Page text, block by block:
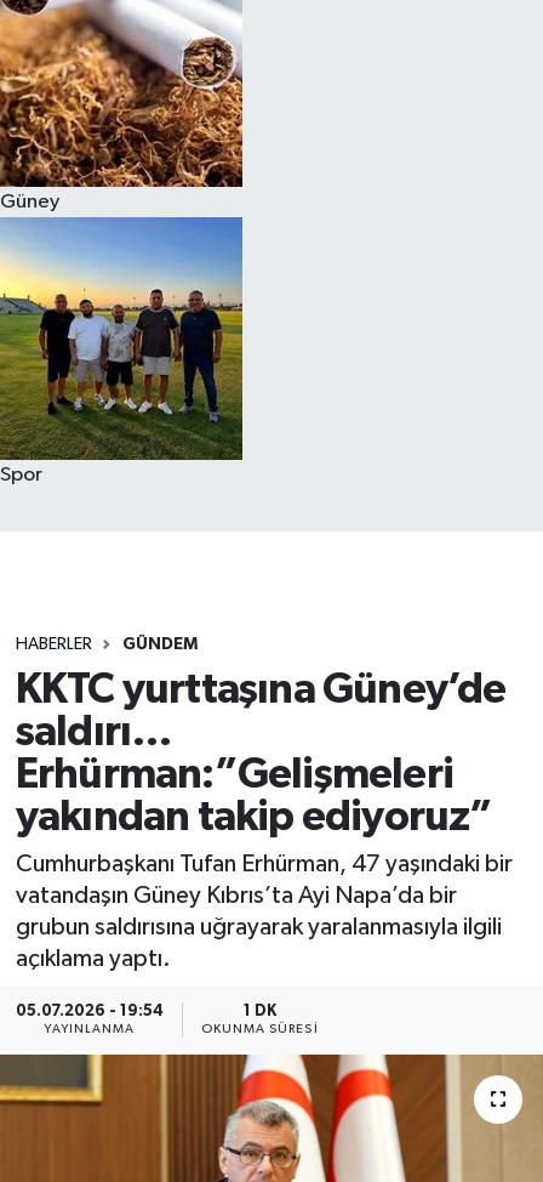
Güney
Spor
HABERLER GÜNDEM
KKTC yurttaşına Güney’de
saldırı…
Erhürman:”Gelişmeleri
yakından takip ediyoruz”
Cumhurbaşkanı Tufan Erhürman, 47 yaşındaki bir
vatandaşın Güney Kıbrıs’ta Ayi Napa’da bir
grubun saldırısına uğrayarak yaralanmasıyla ilgili
açıklama yaptı.
05.07.2026 - 19:54
YAYINLANMA
1 DK
OKUNMA SÜRESI